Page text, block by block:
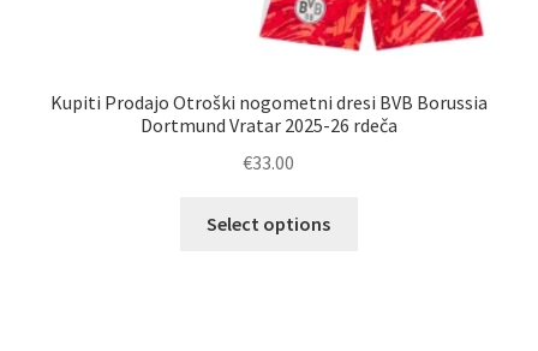
Kupiti Prodajo Otroški nogometni dresi BVB Borussia
Dortmund Vratar 2025-26 rdeča
€33.00
Select options